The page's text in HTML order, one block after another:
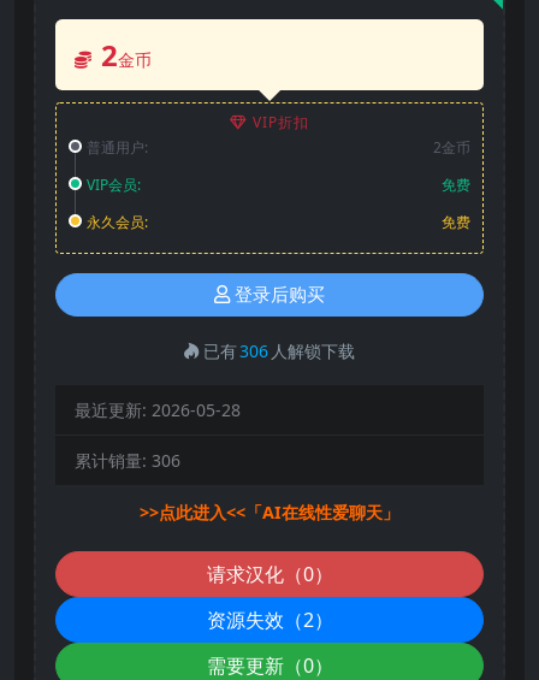
2金币
VIP折扣
普通用户:
2金币
VIP会员:
免费
永久会员:
免费
登录后购买
已有306 人解锁下载
最近更新: 2026-05-28
累计销量: 306
>>点此进入<<「AI在线性爱聊天」
请求汉化（0）
资源失效（2）
需要更新（0）